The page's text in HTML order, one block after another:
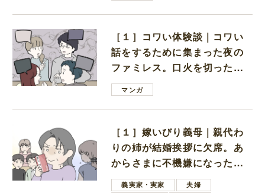
［１］コワい体験談｜コワい
話をするために集まった夜の
ファミレス。口火を切ったの
は電車好きの男の子ママ
マンガ
［１］嫁いびり義母｜親代わ
りの姉が結婚挨拶に欠席。あ
からさまに不機嫌になった義
母義実家・実家
夫婦